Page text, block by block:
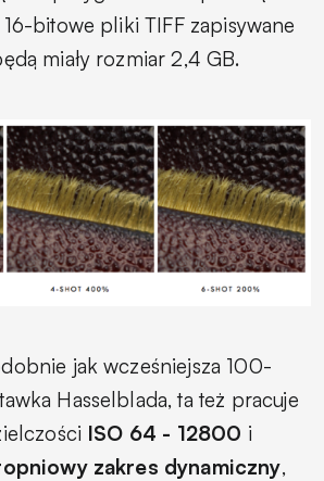
bitowe pliki TIFF zapisywane
miały rozmiar 2,4 GB.
jak wcześniejsza 100-
Hasselblada, ta też pracuje
ISO 64 - 12800 i
zakres dynamiczny,